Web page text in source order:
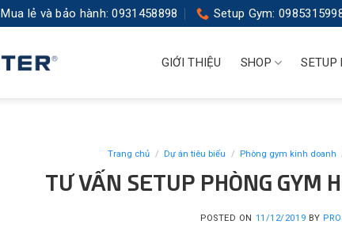
Mua lẻ và bảo hành: 0931458898 Setup Gym:
GIỚI THIỆU SHOP SETUP
Trang chủ / Dự án tiêu biểu / Phòng gym kinh doanh
TƯ VẤN SETUP PHÒNG GYM
POSTED ON 11/12/2019 BY